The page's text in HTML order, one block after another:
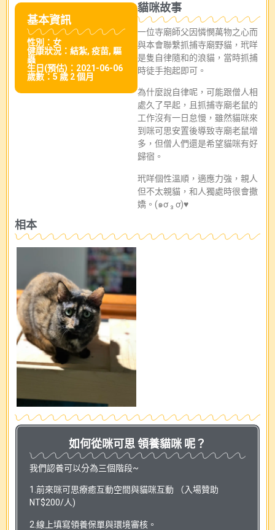
基本資訊
性別：女
健康狀況：結紮, 疫苗, 驅
蟲
生日(預估)：2021-06-06
歲數：5 歲 2 個月
貓咪故事
一位寺廟師父因憐憫萬物之心而
與本會聯繫抓捕寺廟野貓，玳咩
是隻自律隨和的浪貓，當時抓捕
時徒手抱起即可。
為什麼說自律呢，可能跟僧人相
處久了早起，且抓捕寺廟老鼠的
工作沒有一日怠慢，雖然貓咪來
到咪可思安置後導致寺廟老鼠增
多，但僧人們還是希望貓咪有好
歸宿。
玳咩個性溫順，適應力強，親人
但不太親貓，和人獨處時很會撒
嬌。(๑ơ ₃ ơ)♥
相本
如何從咪可思 領養貓咪 呢？
我們認養可以分為三個階段~
1.前來咪可思療癒互動空間與貓咪互動 （入場贊助
NT$200/人)
2.線上填寫領養保單與環境審核。